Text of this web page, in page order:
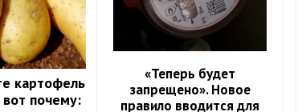
картофель
почему:
«Теперь будет
запрещено». Новое
правило вводится для